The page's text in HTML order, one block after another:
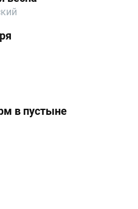
в пустыне